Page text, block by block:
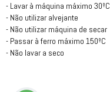
- Lavar à máquina máximo 30ºC
- Não utilizar alvejante
- Não utilizar máquina de secar
- Passar à ferro máximo 150ºC
- Não lavar a seco